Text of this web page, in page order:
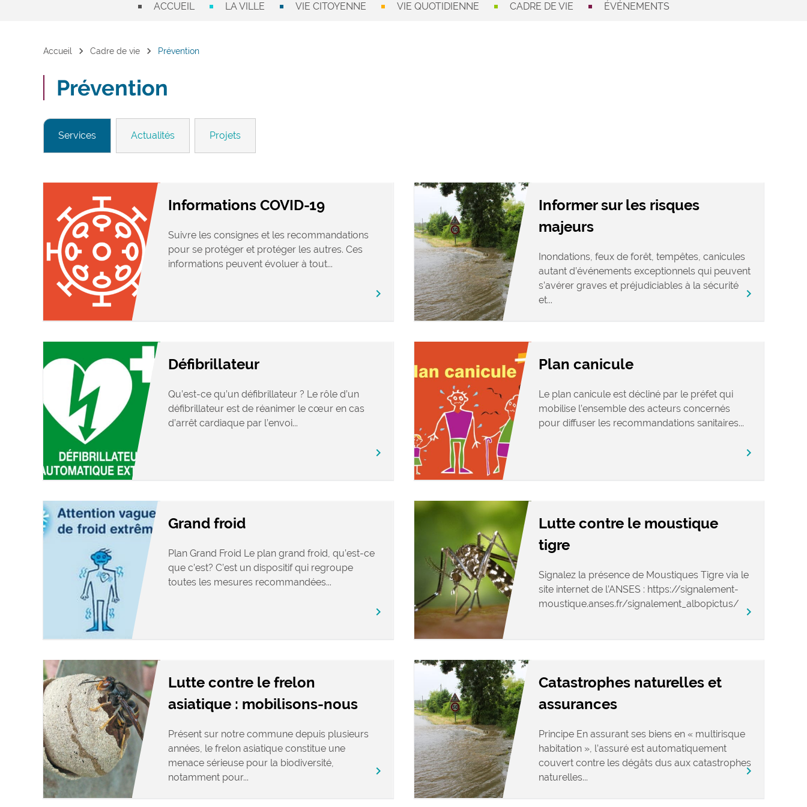
ACCUEIL LA VILLE VIE CITOYENNE VIE QUOTIDIENNE CADRE DE VIE ÉVÉNEMENTS
Accueil chevron_right Cadre de vie chevron_right Prévention
Prévention
Services Actualités Projets
Informations COVID-19
Suivre les consignes et les recommandations
pour se protéger et protéger les autres. Ces
informations peuvent évoluer à tout...
chevron_right
Informer sur les risques
majeurs
Inondations, feux de forêt, tempêtes, canicules
autant d’événements exceptionnels qui peuvent
s’avérer graves et préjudiciables à la sécurité
et...
chevron_right
Défibrillateur
Qu’est-ce qu’un défibrillateur ? Le rôle d’un
défibrillateur est de réanimer le cœur en cas
d’arrêt cardiaque par l’envoi...
chevron_right
Plan canicule
Le plan canicule est décliné par le préfet qui
mobilise l’ensemble des acteurs concernés
pour diffuser les recommandations sanitaires...
chevron_right
Grand froid
Plan Grand Froid Le plan grand froid, qu’est-ce
que c’est? C’est un dispositif qui regroupe
toutes les mesures recommandées...
chevron_right
Lutte contre le moustique
tigre
Signalez la présence de Moustiques Tigre via le
site internet de l’ANSES : https://signalement-
moustique.anses.fr/signalement_albopictus/
chevron_right
Lutte contre le frelon
asiatique : mobilisons-nous
Présent sur notre commune depuis plusieurs
années, le frelon asiatique constitue une
menace sérieuse pour la biodiversité,
notamment pour...
chevron_right
Catastrophes naturelles et
assurances
Principe En assurant ses biens en « multirisque
habitation », l’assuré est automatiquement
couvert contre les dégâts dus aux catastrophes
naturelles...
chevron_right